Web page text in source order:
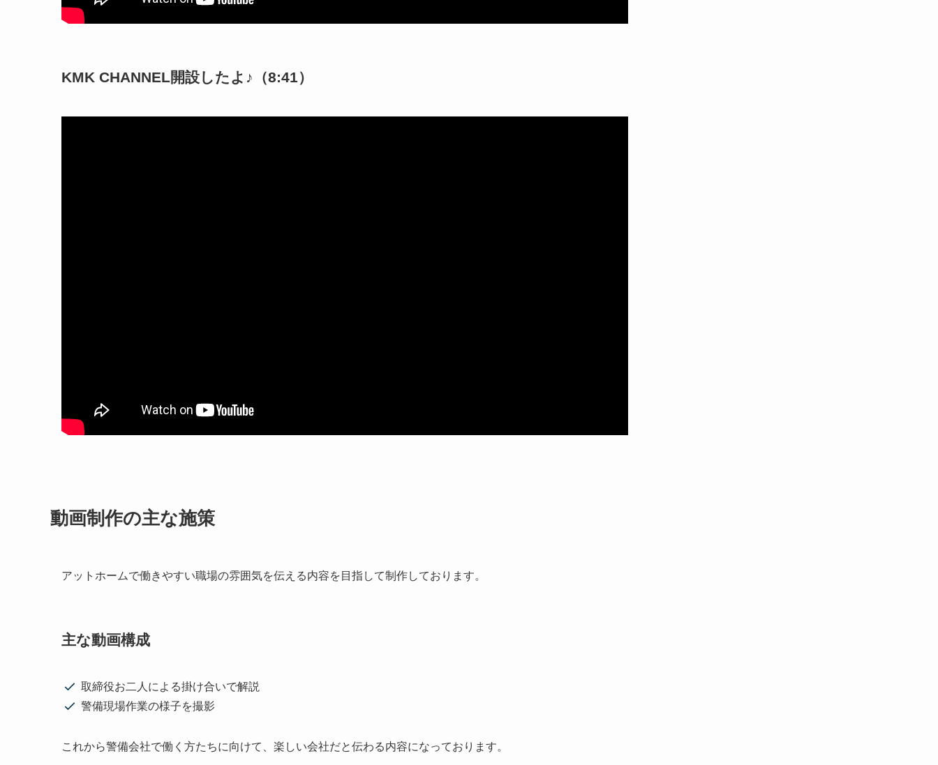
KMK CHANNEL開設したよ♪（8:41）
動画制作の主な施策
アットホームで働きやすい職場の雰囲気を伝える内容を目指して制作しております。
主な動画構成
取締役お二人による掛け合いで解説
警備現場作業の様子を撮影
これから警備会社で働く方たちに向けて、楽しい会社だと伝わる内容になっております。